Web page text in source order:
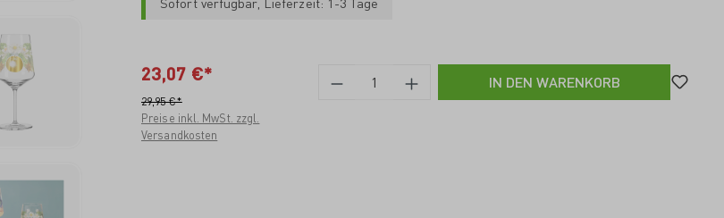
Sofort verfügbar, Lieferzeit: 1-3 Tage
23,07 €*
29,95 €*
Preise inkl. MwSt. zzgl.
Versandkosten
IN DEN WARENKORB